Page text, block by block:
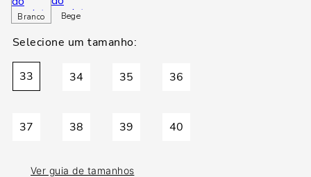
Branco Bege
33 34 35 36
37 38 39 40
Ver guia de tamanhos